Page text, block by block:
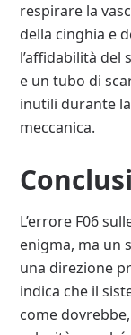
respirare la
della cinghia e
l’affidabilità
e un tubo di
inutili durante
meccanica.
L’errore F06
enigma, ma un
una direzione
indica che il
come